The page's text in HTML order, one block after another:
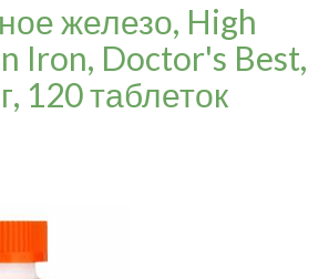
железо, High
Iron, Doctor's Best,
120 таблеток